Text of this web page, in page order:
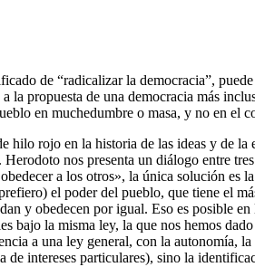
de “radicalizar la democracia”,
la propuesta de una democracia más
en muchedumbre o masa, y no en el
hilo rojo en la historia de las ideas y de
nos presenta un diálogo entre
a los otros», la única solución es
el poder del pueblo, que tiene el
y obedecen por igual. Eso es posible
bajo la misma ley, la que nos hemos
a una ley general, con la autonomía,
de intereses particulares), sino la